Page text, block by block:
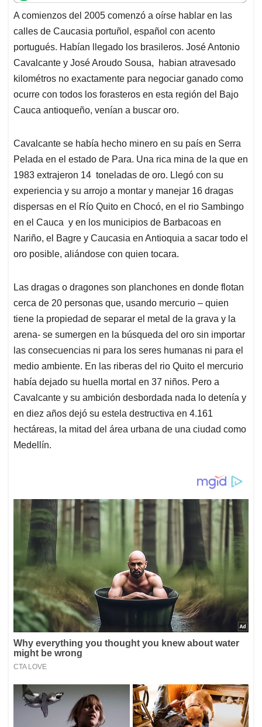
t
s
A
p
p
e
b
o
o
k
k
e
d
I
n
i
l
e
a
d
s
A comienzos del 2005 comenzó a oírse hablar en las
calles de Caucasia portuñol, español con acento
portugués. Habían llegado los brasileros. José Antonio
Cavalcante y José Aroudo Sousa, habian atravesado
kilométros no exactamente para negociar ganado como
ocurre con todos los forasteros en esta región del Bajo
Cauca antioqueño, venían a buscar oro.
Cavalcante se había hecho minero en su país en Serra
Pelada en el estado de Para. Una rica mina de la que en
1983 extrajeron 14 toneladas de oro. Llegó con su
experiencia y su arrojo a montar y manejar 16 dragas
dispersas en el Río Quito en Chocó, en el rio Sambingo
en el Cauca y en los municipios de Barbacoas en
Nariño, el Bagre y Caucasia en Antioquia a sacar todo el
oro posible, aliándose con quien tocara.
Las dragas o dragones son planchones en donde flotan
cerca de 20 personas que, usando mercurio – quien
tiene la propiedad de separar el metal de la grava y la
arena- se sumergen en la búsqueda del oro sin importar
las consecuencias ni para los seres humanas ni para el
medio ambiente. En las riberas del rio Quito el mercurio
había dejado su huella mortal en 37 niños. Pero a
Cavalcante y su ambición desbordada nada lo detenía y
en diez años dejó su estela destructiva en 4.161
hectáreas, la mitad del área urbana de una ciudad como
Medellín.